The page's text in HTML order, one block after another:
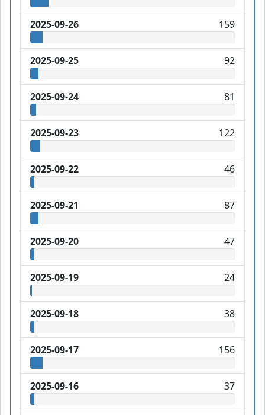
2025-09-26 159
2025-09-25 92
2025-09-24 81
2025-09-23 122
2025-09-22 46
2025-09-21 87
2025-09-20 47
2025-09-19 24
2025-09-18 38
2025-09-17 156
2025-09-16 37